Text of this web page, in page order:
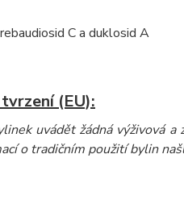
C a duklosid A
(EU):
uvádět žádná výživová a
o tradičním použití bylin